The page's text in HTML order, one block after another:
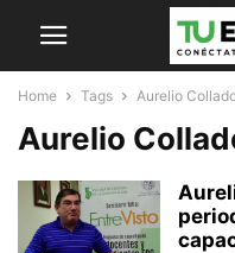
Home Tags Aurelio
Aurelio